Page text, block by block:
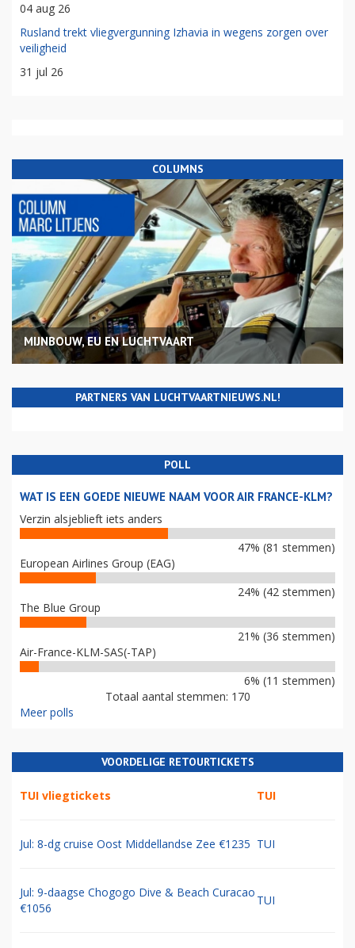
04 aug 26
Rusland trekt vliegvergunning Izhavia in wegens zorgen over
veiligheid
31 jul 26
COLUMNS
MIJNBOUW, EU EN LUCHTVAART
PARTNERS VAN LUCHTVAARTNIEUWS.NL!
POLL
WAT IS EEN GOEDE NIEUWE NAAM VOOR AIR FRANCE-KLM?
Verzin alsjeblieft iets anders
47% (81 stemmen)
European Airlines Group (EAG)
24% (42 stemmen)
The Blue Group
21% (36 stemmen)
Air-France-KLM-SAS(-TAP)
6% (11 stemmen)
Totaal aantal stemmen: 170
Meer polls
VOORDELIGE RETOURTICKETS
TUI vliegtickets TUI
Jul: 8-dg cruise Oost Middellandse Zee €1235 TUI
Jul: 9-daagse Chogogo Dive & Beach Curacao
€1056
TUI